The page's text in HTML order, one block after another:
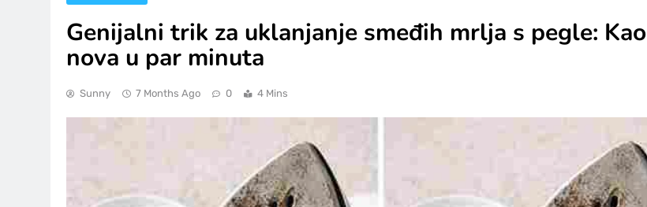
Genijalni trik za uklanjanje smeđih mrlja s pegle: Kao
nova u par minuta
Sunny 7 Months Ago 0 4 Mins